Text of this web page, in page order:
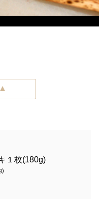
１枚(180g)
)